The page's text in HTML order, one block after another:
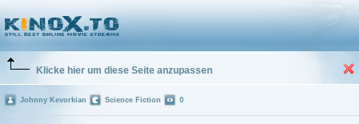
Klicke hier um diese Seite anzupassen
Johnny Kevorkian Science Fiction 0